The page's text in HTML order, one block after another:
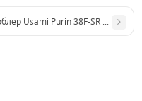
(0.5 m)
Usami Purin 38F-SR 3.9 g